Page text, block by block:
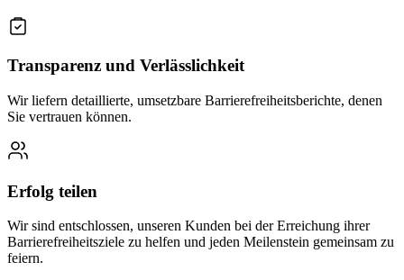
Transparenz und Verlässlichkeit
Wir liefern detaillierte, umsetzbare Barrierefreiheitsberichte, denen
Sie vertrauen können.
Erfolg teilen
Wir sind entschlossen, unseren Kunden bei der Erreichung ihrer
Barrierefreiheitsziele zu helfen und jeden Meilenstein gemeinsam zu
feiern.